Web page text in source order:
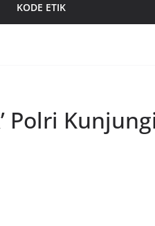
KODE ETIK
Polri